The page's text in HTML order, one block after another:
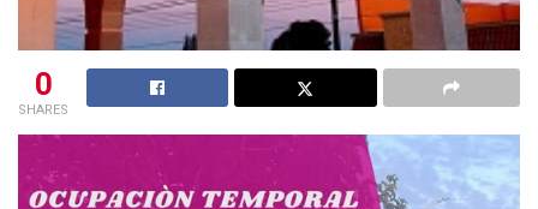
0
SHARES